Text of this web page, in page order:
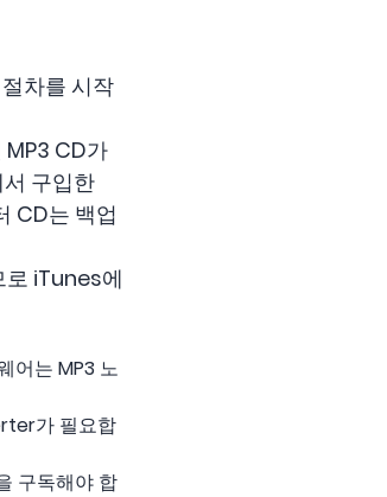
차를 시작
MP3 CD가
구입한
CD는 백업
로 iTunes에
어는 MP3 노
가 필요합
구독해야 합